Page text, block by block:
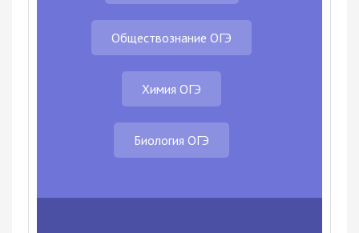
Обществознание ОГЭ
Химия ОГЭ
Биология ОГЭ